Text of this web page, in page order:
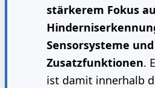
stärkerem Fokus
Sensorsysteme
Zusatzfunktionen.
ist damit innerhalb